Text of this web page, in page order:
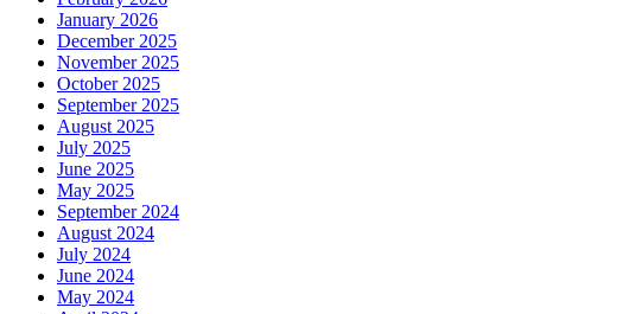
January 2026
December 2025
November 2025
October 2025
September 2025
August 2025
July 2025
June 2025
May 2025
September 2024
August 2024
July 2024
June 2024
May 2024